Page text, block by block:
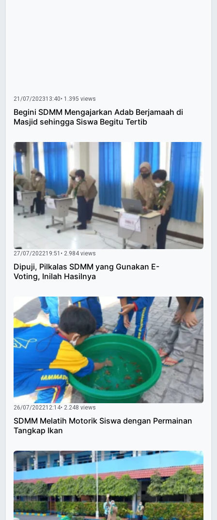
21/07/202313:40• 1.395 views
Begini SDMM Mengajarkan Adab Berjamaah di
Masjid sehingga Siswa Begitu Tertib
27/07/202219:51 • 2.984 views
Dipuji, Pilkalas SDMM yang Gunakan E-
Voting, Inilah Hasilnya
26/07/202212:14• 2.248 views
SDMM Melatih Motorik Siswa dengan Permainan
Tangkap Ikan